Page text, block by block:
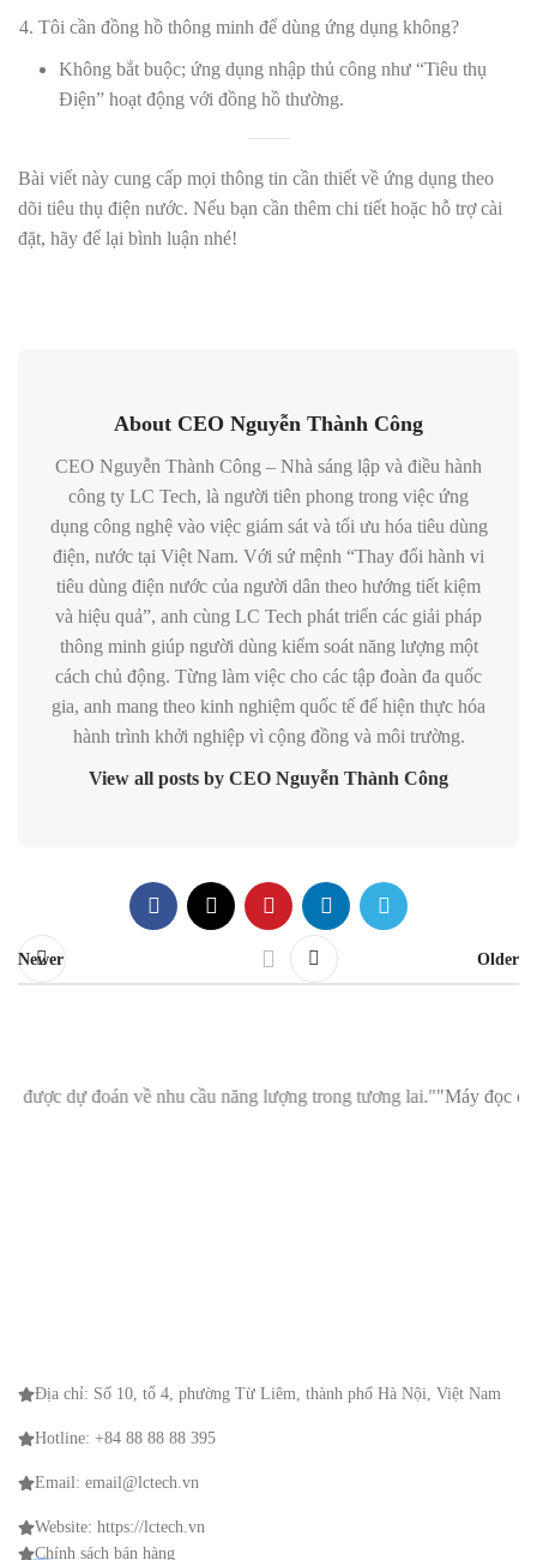
Tôi cần đồng hồ thông minh để dùng ứng dụng không?
Không bắt buộc; ứng dụng nhập thủ công như “Tiêu thụ
Điện” hoạt động với đồng hồ thường.
Bài viết này cung cấp mọi thông tin cần thiết về ứng dụng theo
dõi tiêu thụ điện nước. Nếu bạn cần thêm chi tiết hoặc hỗ trợ cài
đặt, hãy để lại bình luận nhé!
About CEO Nguyễn Thành Công
CEO Nguyễn Thành Công – Nhà sáng lập và điều hành
công ty LC Tech, là người tiên phong trong việc ứng
dụng công nghệ vào việc giám sát và tối ưu hóa tiêu dùng
điện, nước tại Việt Nam. Với sứ mệnh “Thay đổi hành vi
tiêu dùng điện nước của người dân theo hướng tiết kiệm
và hiệu quả”, anh cùng LC Tech phát triển các giải pháp
thông minh giúp người dùng kiểm soát năng lượng một
cách chủ động. Từng làm việc cho các tập đoàn đa quốc
gia, anh mang theo kinh nghiệm quốc tế để hiện thực hóa
hành trình khởi nghiệp vì cộng đồng và môi trường.
View all posts by CEO Nguyễn Thành Công
Newer Older
cầu năng lượng trong tương lai." "Máy đọc chỉ số thông minh
Địa chỉ: Số 10, tổ 4, phường Từ Liêm, thành phố Hà Nội, Việt Nam
Hotline: +84 88 88 88 395
Email: email@lctech.vn
Website: https://lctech.vn
Chính sách bán hàng